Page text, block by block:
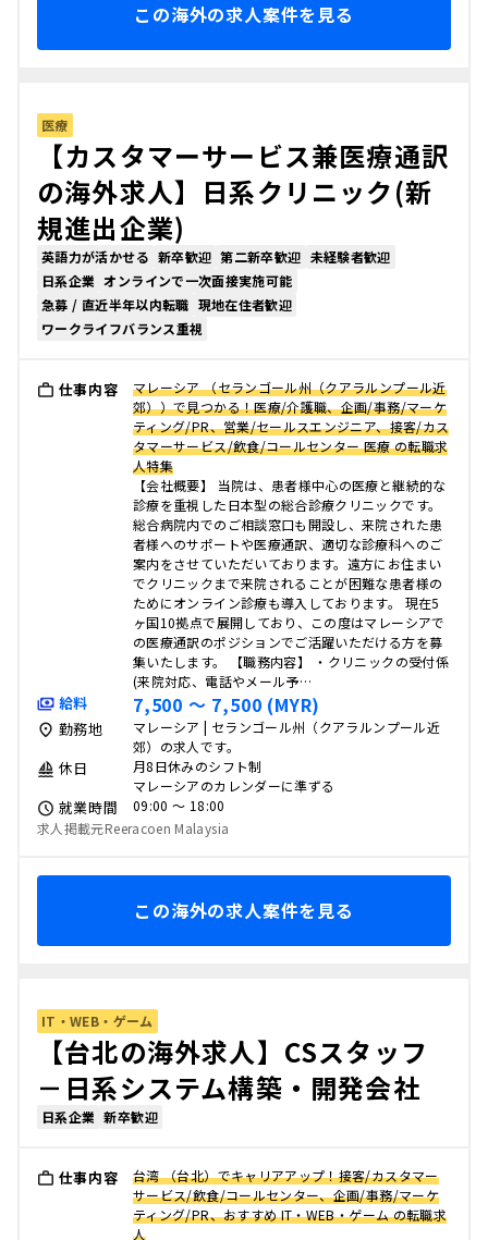
この海外の求人案件を見る
医療
【カスタマーサービス兼医療通訳
の海外求人】日系クリニック(新
規進出企業)
英語力が活かせる 新卒歓迎 第二新卒歓迎 未経験者歓迎
日系企業 オンラインで一次面接実施可能
急募 / 直近半年以内転職 現地在住者歓迎
ワークライフバランス重視
仕事内容
マレーシア （セランゴール州（クアラルンプール近
郊））で見つかる！医療/介護職、企画/事務/マーケ
ティング/PR、営業/セールスエンジニア、接客/カス
タマーサービス/飲食/コールセンター 医療 の転職求
人特集
【会社概要】 当院は、患者様中心の医療と継続的な
診療を重視した日本型の総合診療クリニックです。
総合病院内でのご相談窓口も開設し、来院された患
者様へのサポートや医療通訳、適切な診療科へのご
案内をさせていただいております。遠方にお住まい
でクリニックまで来院されることが困難な患者様の
ためにオンライン診療も導入しております。 現在5
ヶ国10拠点で展開しており、この度はマレーシアで
の医療通訳のポジションでご活躍いただける方を募
集いたします。 【職務内容】 ・クリニックの受付係
(来院対応、電話やメール予…
給料 7,500 〜 7,500 (MYR)
勤務地
マレーシア | セランゴール州（クアラルンプール近
郊）の求人です。
休日
月8日休みのシフト制
マレーシアのカレンダーに準ずる
就業時間
09:00 〜 18:00
求人掲載元Reeracoen Malaysia
この海外の求人案件を見る
IT・WEB・ゲーム
【台北の海外求人】CSスタッフ
－日系システム構築・開発会社
日系企業 新卒歓迎
仕事内容
台湾 （台北）でキャリアアップ！接客/カスタマー
サービス/飲食/コールセンター、企画/事務/マーケ
ティング/PR、おすすめ IT・WEB・ゲーム の転職求
人